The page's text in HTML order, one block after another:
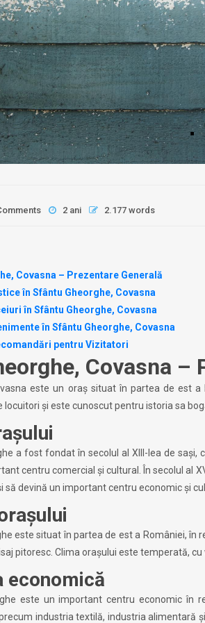
2 ani 2.177 words
Covasna – Prezentare Generală
în Sfântu Gheorghe, Covasna
în Sfântu Gheorghe, Covasna
în Sfântu Gheorghe, Covasna
pentru Vizitatori
Covasna –
este un oraș situat în partea de est
locuitori și este cunoscut pentru istoria sa
a fost fondat în secolul al XIII-lea de sași,
centru comercial și cultural. În secolul al
să devină un important centru economic și
este situat în partea de est a României, în
pitoresc. Clima orașului este temperată, cu
economică
este un important centru economic în
industria textilă, industria alimentară